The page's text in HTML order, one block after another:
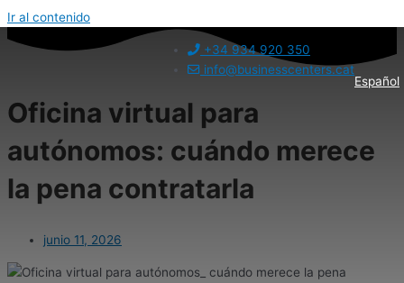
Ir al contenido
+34 934 920 350
info@businesscenters.cat
Español
Oficina virtual para
autónomos: cuándo merece
la pena contratarla
junio 11, 2026